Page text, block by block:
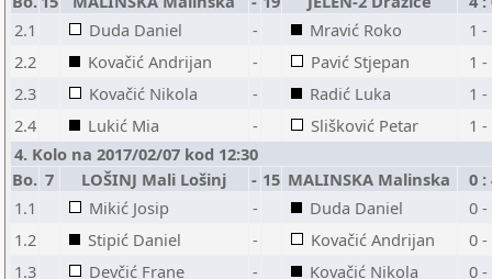
2.1
Duda Daniel - Mravić Roko
1 -
2.2
Kovačić Andrijan - Pavić Stjepan
1 -
2.3
Kovačić Nikola - Radić Luka
1 -
2.4
Lukić Mia - Slišković Petar
1 -
4. Kolo na 2017/02/07 kod 12:30
Bo. 7 LOŠINJ Mali Lošinj - 15 MALINSKA Malinska
0 :
1.1
Mikić Josip - Duda Daniel
0 -
1.2
Stipić Daniel - Kovačić Andrijan
0 -
1.3
Devčić Frane - Kovačić Nikola
0 -